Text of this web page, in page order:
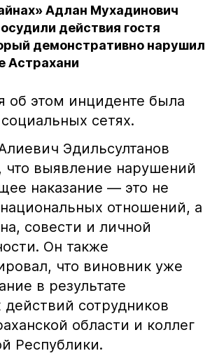
Адлан Мухадинович
действия гостя
демонстративно нарушил
Астрахани
об этом инциденте была
сетях.
Эдильсултанов
что выявление нарушений
наказание — это не
отношений, а
совести и личной
Он также
что виновник уже
в результате
сотрудников
области и коллег
Республики.